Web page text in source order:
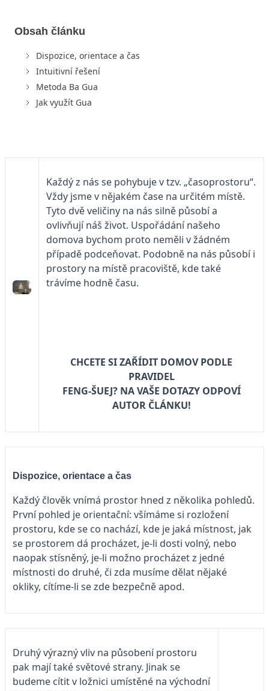
Obsah článku
Dispozice, orientace a čas
Intuitivní řešení
Metoda Ba Gua
Jak využít Gua
Každý z nás se pohybuje v tzv. „časoprostoru“.
Vždy jsme v nějakém čase na určitém místě.
Tyto dvě veličiny na nás silně působí a
ovlivňují náš život. Uspořádání našeho
domova bychom proto neměli v žádném
případě podceňovat. Podobně na nás působí i
prostory na místě pracoviště, kde také
trávíme hodně času.
CHCETE SI ZAŘÍDIT DOMOV PODLE
PRAVIDEL
FENG-ŠUEJ? NA VAŠE DOTAZY ODPOVÍ
AUTOR ČLÁNKU!
Dispozice, orientace a čas
Každý člověk vnímá prostor hned z několika pohledů.
První pohled je orientační: všímáme si rozložení
prostoru, kde se co nachází, kde je jaká místnost, jak
se prostorem dá procházet, je-li dosti volný, nebo
naopak stísněný, je-li možno procházet z jedné
místnosti do druhé, či zda musíme dělat nějaké
okliky, cítíme-li se zde bezpečně apod.
Druhý výrazný vliv na působení prostoru
pak mají také světové strany. Jinak se
budeme cítit v ložnici umístěné na východní